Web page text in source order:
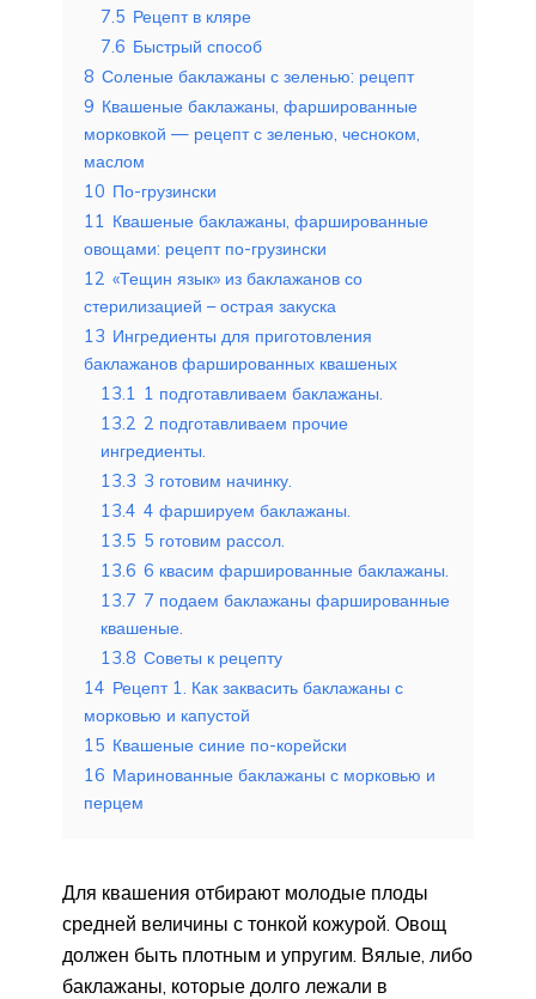
7.5 Рецепт в кляре
7.6 Быстрый способ
8 Соленые баклажаны с зеленью: рецепт
9 Квашеные баклажаны, фаршированные
морковкой — рецепт с зеленью, чесноком,
маслом
10 По-грузински
11 Квашеные баклажаны, фаршированные
овощами: рецепт по-грузински
12 «Тещин язык» из баклажанов со
стерилизацией – острая закуска
13 Ингредиенты для приготовления
баклажанов фаршированных квашеных
13.1 1 подготавливаем баклажаны.
13.2 2 подготавливаем прочие
ингредиенты.
13.3 3 готовим начинку.
13.4 4 фаршируем баклажаны.
13.5 5 готовим рассол.
13.6 6 квасим фаршированные баклажаны.
13.7 7 подаем баклажаны фаршированные
квашеные.
13.8 Советы к рецепту
14 Рецепт 1. Как заквасить баклажаны с
морковью и капустой
15 Квашеные синие по-корейски
16 Маринованные баклажаны с морковью и
перцем
Для квашения отбирают молодые плоды
средней величины с тонкой кожурой. Овощ
должен быть плотным и упругим. Вялые, либо
баклажаны, которые долго лежали в